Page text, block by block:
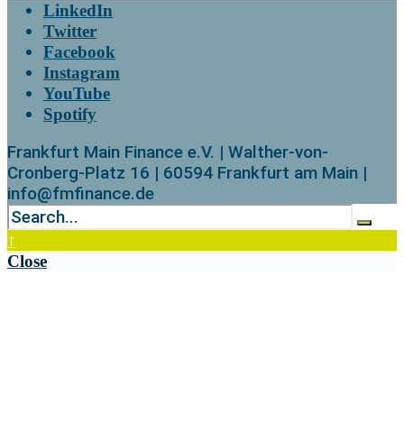
LinkedIn
Twitter
Facebook
Instagram
YouTube
Spotify
Frankfurt Main Finance e.V. | Walther-von-
Cronberg-Platz 16 | 60594 Frankfurt am Main |
info@fmfinance.de
↑
Close